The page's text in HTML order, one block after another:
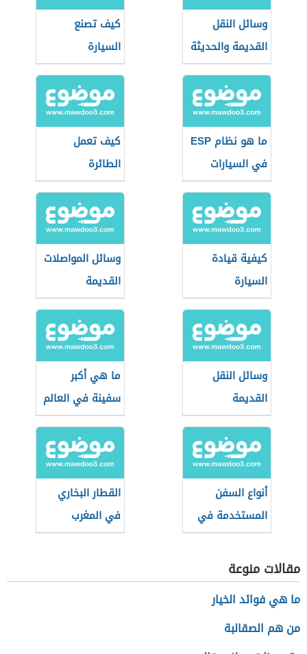
وسائل النقل
القديمة والحديثة
كيف تصنع
السيارة
ما هو نظام ESP
في السيارات
كيف تعمل
الطائرة
كيفية قيادة
السيارة
الأوتوماتيك
وسائل المواصلات
القديمة
وسائل النقل
القديمة
ما هي أكبر
سفينة في العالم
أنواع السفن
المستخدمة في
الغوص للبحث عن
اللؤلؤ
القطار البخاري
في المغرب
مقالات منوعة
ما هي فوائد الخيار
من هم الصقالبة